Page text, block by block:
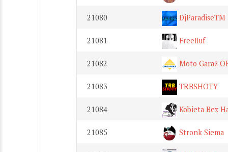
21080 DjParadiseTM
21081 Freefluf
21082 Moto Garaż
21083 TRBSHOTY
21084 Kobieta Bez
21085 Stronk Siema